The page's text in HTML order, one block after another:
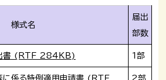
様式名
届出
部数
書 (RTF 284KB) 1部
に係る特例適用申請書 (RTF 2部